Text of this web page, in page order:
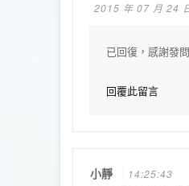
2015 年 07 月 24
已回復，感謝發問
回覆此留言
小靜
14:25:43